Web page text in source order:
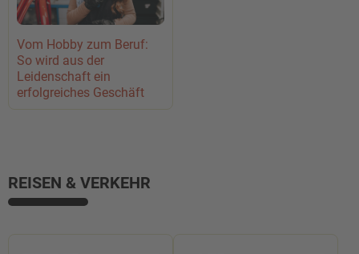
Vom Hobby zum Beruf:
So wird aus der
Leidenschaft ein
erfolgreiches Geschäft
REISEN & VERKEHR